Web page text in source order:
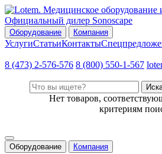
Официальный дилер Sonoscape
Оборудование Компания
УслугиСтатьиКонтакты
8 (473) 2-576-576 8 (800) 550-1-567
Нет товаров,
критериям
Оборудование Компания